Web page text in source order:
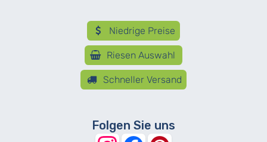
Niedrige Preise
Riesen Auswahl
Schneller Versand
Folgen Sie uns